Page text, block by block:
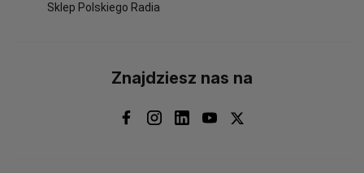
Sklep Polskiego Radia
Znajdziesz nas na